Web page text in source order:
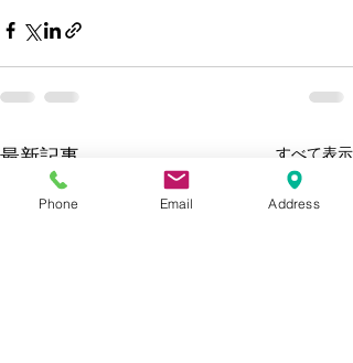
最新記事 すべて表示
Phone Email Address